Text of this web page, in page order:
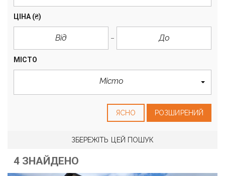
ЦІНА (₴)
МІСТО
Місто
ЯСНО РОЗШИРЕНИЙ
ЗБЕРЕЖІТЬ ЦЕЙ ПОШУК
4 ЗНАЙДЕНО